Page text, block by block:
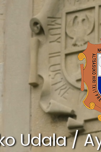
Udala /